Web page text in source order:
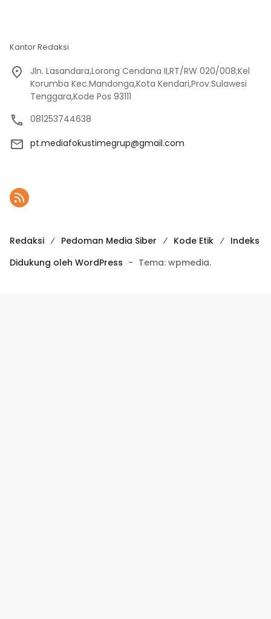
Kantor Redaksi
Jln. Lasandara,Lorong Cendana II,RT/RW 020/008;Kel
Korumba Kec.Mandonga,Kota Kendari,Prov.Sulawesi
Tenggara,Kode Pos 93111
081253744638
pt.mediafokustimegrup@gmail.com
Redaksi Pedoman Media Siber Kode Etik
Indeks
Didukung oleh WordPress - Tema: wpmedia.